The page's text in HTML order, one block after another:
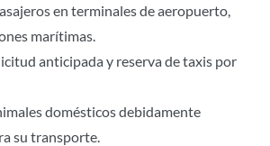
en terminales de aeropuerto,
marítimas.
anticipada y reserva de taxis por
domésticos debidamente
su transporte.